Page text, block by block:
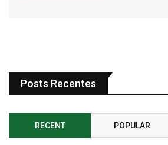
Posts Recentes
RECENT POPULAR